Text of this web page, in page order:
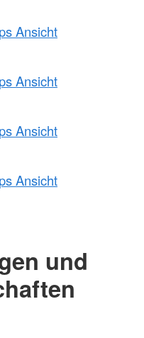
Ansicht
Ansicht
Ansicht
Ansicht
und